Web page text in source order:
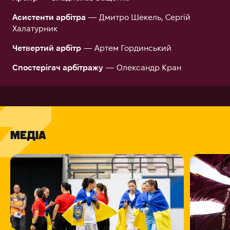
Асистенти арбітра — Дмитро Шекель, Сергій
Халатурник
Четвертий арбітр — Артем Гординський
Спостерігач арбітражу — Олександр Кран
МЕДІА